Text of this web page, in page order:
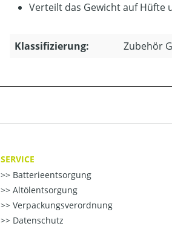
Verteilt das Gewicht auf Hüfte
Klassifizierung: Zubehör
SERVICE
Batterieentsorgung
Altölentsorgung
Verpackungsverordnung
Datenschutz